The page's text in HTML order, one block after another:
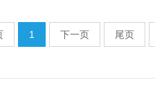
1 下一页 尾页